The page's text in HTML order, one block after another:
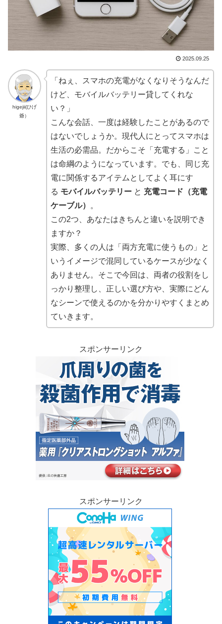
2025.09.25
higejii(ひげ
爺）
「ねぇ、スマホの充電がなくなりそうなんだ
けど、モバイルバッテリー貸してくれな
い？」
こんな会話、一度は経験したことがあるので
はないでしょうか。現代人にとってスマホは
生活の必需品。だからこそ「充電する」こと
は命綱のようになっています。でも、同じ充
電に関係するアイテムとしてよく耳にす
る モバイルバッテリーと 充電コード（充電
ケーブル）
。
この2つ、あなたはきちんと違いを説明でき
ますか？
実際、多くの人は「両方充電に使うもの」と
いうイメージで混同しているケースが少なく
ありません。そこで今回は、両者の役割をし
っかり整理し、正しい選び方や、実際にどん
なシーンで使えるのかを分かりやすくまとめ
ていきます。
スポンサーリンク
スポンサーリンク